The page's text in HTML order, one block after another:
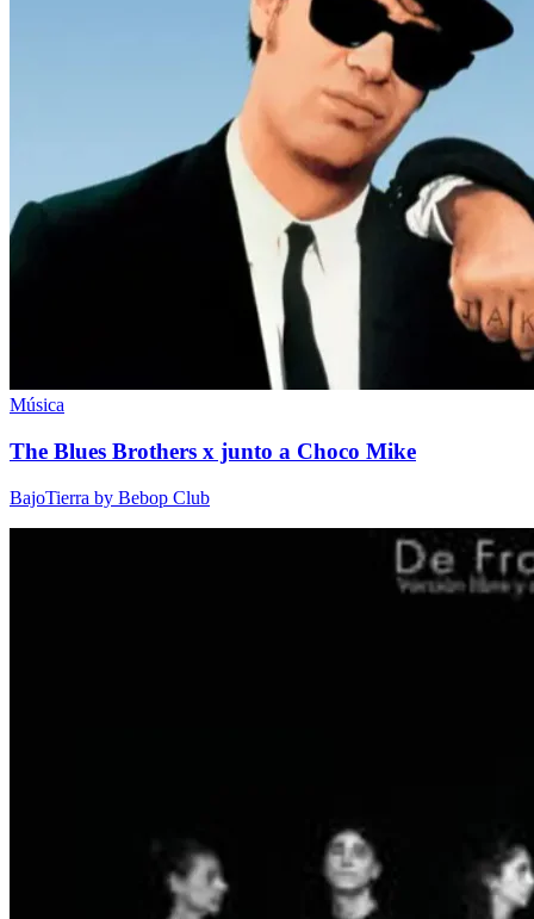
Música
The Blues Brothers x junto a Choco Mike
BajoTierra by Bebop Club